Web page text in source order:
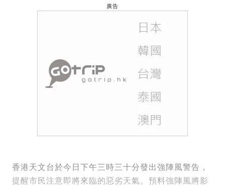
廣告
香港天文台於今日下午三時三十分發出強陣風警告，
提醒市民注意即將來臨的惡劣天氣。預料強陣風將影